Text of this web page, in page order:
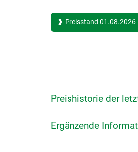
Preisstand 01.08.2026
Preishistorie der
Ergänzende